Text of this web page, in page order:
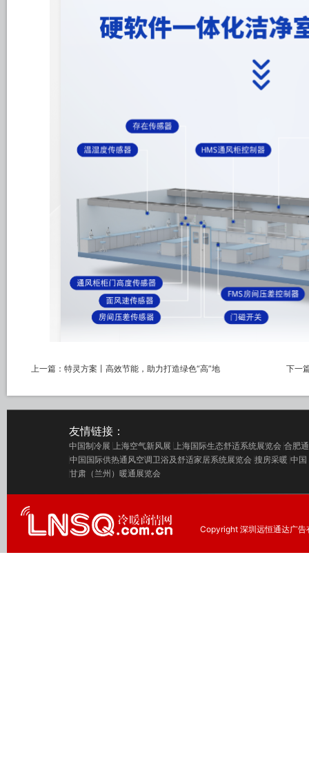
上一篇： 特灵方案丨高效节能，助力打造绿色“高”地 下一
友情链接：
中国制冷展 上海空气新风展 上海国际生态舒适系统展览会 合肥
中国国际供热通风空调卫浴及舒适家居系统展览会 搜房采暖 中国
甘肃（兰州）暖通展览会
Copyright 深圳远恒通达广告